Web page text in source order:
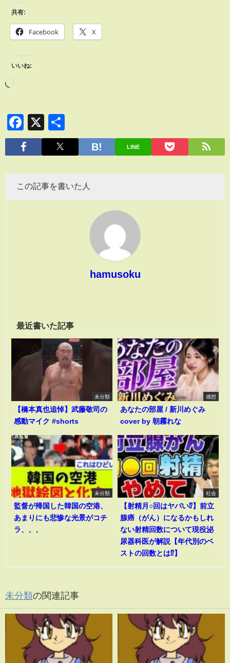
共有:
Facebook X
いいね:
Facebook
X
有
LINE
この記事を書いた人
hamusoku
最近書いた記事
未分類
【橋本真也追悼】武藤敬司の
感動マイク #shorts
感想
あなたの部屋 / 新川めぐみ
cover by 朝霧れな
未分類
監督が帰国した韓国の空港、
あまりにも悲惨な光景がコチ
ラ、、、
社会
【射精月○回はヤバい⁉︎】前立
腺癌（がん）になるかもしれ
ない射精回数について現役泌
尿器科医が解説【年代別のベ
ストの回数とは⁉︎】
未分類の関連記事